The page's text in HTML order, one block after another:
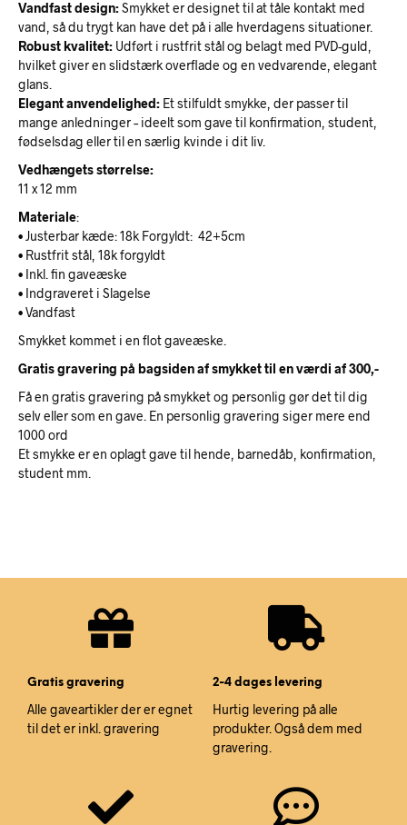
Vandfast design:Smykket er designet til at tåle kontakt med
vand, så du trygt kan have det på i alle hverdagens situationer.
Robust kvalitet: Udført i rustfrit stål og belagt med PVD-guld,
hvilket giver en slidstærk overflade og en vedvarende, elegant
glans.
Elegant anvendelighed: Et stilfuldt smykke, der passer til
mange anledninger – ideelt som gave til konfirmation, student,
fødselsdag eller til en særlig kvinde i dit liv.
Vedhængets størrelse:
11 x 12 mm
Materiale:
• Justerbar kæde: 18k Forgyldt: 42+5cm
• Rustfrit stål, 18k forgyldt
• Inkl. fin gaveæske
• Indgraveret i Slagelse
• Vandfast
Smykket kommet i en flot gaveæske.
Gratis gravering på bagsiden af smykket til en værdi af 300,-
Få en gratis gravering på smykket og personlig gør det til dig
selv eller som en gave. En personlig gravering siger mere end
1000 ord
Et smykke er en oplagt gave til hende, barnedåb, konfirmation,
student mm.
Gratis gravering
Alle gaveartikler der er egnet
til det er inkl. gravering
2-4 dages levering
Hurtig levering på alle
produkter. Også dem med
gravering.